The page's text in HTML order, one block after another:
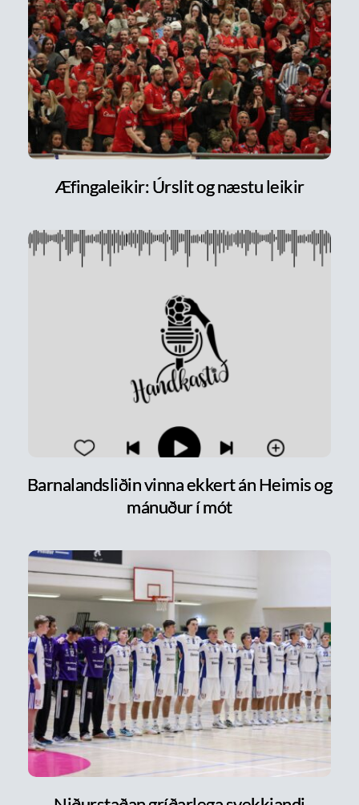
Æfingaleikir: Úrslit og næstu leikir
Barnalandsliðin vinna ekkert án Heimis og
mánuður í mót